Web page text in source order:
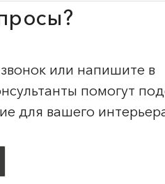
или напишите в
помогут
для вашего